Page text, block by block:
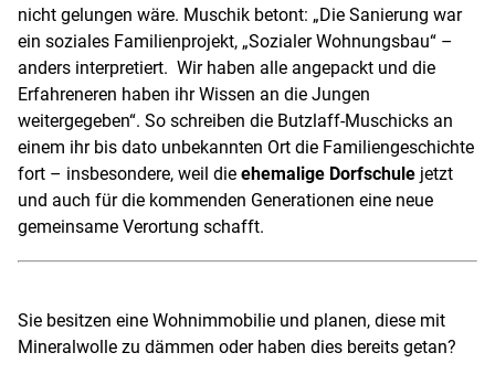
nicht gelungen wäre. Muschik betont: „Die Sanierung war
ein soziales Familienprojekt, „Sozialer Wohnungsbau“ –
anders interpretiert. Wir haben alle angepackt und die
Erfahreneren haben ihr Wissen an die Jungen
weitergegeben“. So schreiben die Butzlaff-Muschicks an
einem ihr bis dato unbekannten Ort die Familiengeschichte
fort – insbesondere, weil die ehemalige Dorfschule jetzt
und auch für die kommenden Generationen eine neue
gemeinsame Verortung schafft.
Sie besitzen eine Wohnimmobilie und planen, diese mit
Mineralwolle zu dämmen oder haben dies bereits getan?